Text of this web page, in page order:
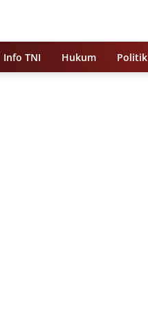
Info TNI Hukum Politik